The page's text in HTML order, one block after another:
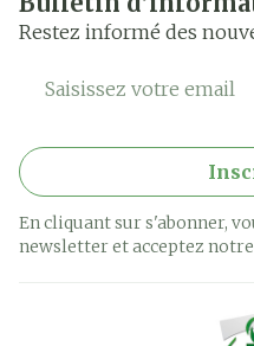
Mains et pieds enflés
sang
Hypersensibilité
Restez informé des
Adresse mail
En cliquant sur s'abonner,
newsletter et acceptez notre